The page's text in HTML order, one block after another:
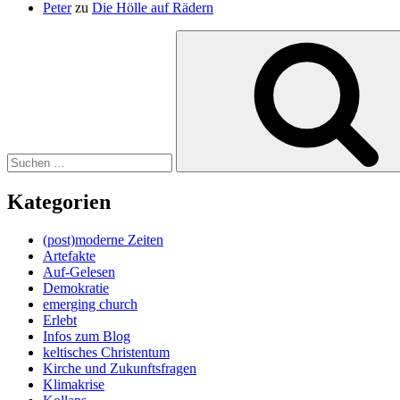
Peterzu Die Hölle auf Rädern
Kategorien
(post)moderne Zeiten
Artefakte
Auf-Gelesen
Demokratie
emerging church
Erlebt
Infos zum Blog
keltisches Christentum
Kirche und Zukunftsfragen
Klimakrise